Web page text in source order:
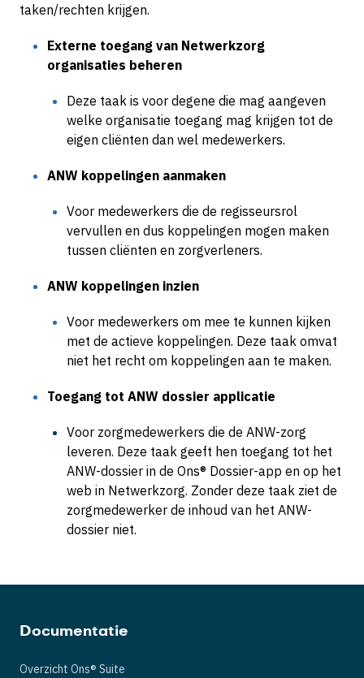
taken/rechten krijgen.
Externe toegang van Netwerkzorg
organisaties beheren
Deze taak is voor degene die mag aangeven
welke organisatie toegang mag krijgen tot de
eigen cliënten dan wel medewerkers.
ANW koppelingen aanmaken
Voor medewerkers die de regisseursrol
vervullen en dus koppelingen mogen maken
tussen cliënten en zorgverleners.
ANW koppelingen inzien
Voor medewerkers om mee te kunnen kijken
met de actieve koppelingen. Deze taak omvat
niet het recht om koppelingen aan te maken.
Toegang tot ANW dossier applicatie
Voor zorgmedewerkers die de ANW-zorg
leveren. Deze taak geeft hen toegang tot het
ANW-dossier in de Ons® Dossier-app en op het
web in Netwerkzorg. Zonder deze taak ziet de
zorgmedewerker de inhoud van het ANW-
dossier niet.
Documentatie
Overzicht Ons® Suite